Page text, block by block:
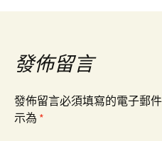
導
覽發佈留言
發佈留言必須填寫的電子郵
示為 *